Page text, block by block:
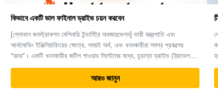
চীনে সেরা হাইড্রোলিক এক্সকাভেটর যন্ত্রাংশ প্রস্তুতকারক।
বেলপার্টস মেশিনারি লিমিটেড একটি শীর্ষস্থানীয় বিশ্বব্যাপী সরবরাহকারী যা উচ্চ-
কার্যকারিতা হাইড্রোলিক খননকারীর অংশগুলিতে বিশেষজ্ঞ। ২০১৩ সালে প্রতিষ্ঠিত
হয়েছিল এবং গুয়াংজুতে প্রধান মেশিন হাবের সদর দফতর রয়েছে,কোম্পানিটি বিশ্বব্যাপী
ভারী সরঞ্জাম সমাধানের জন্য একটি নির্ভরযোগ্য অংশীদার হিসাবে তার খ্যাতি ...
আরও জানুন